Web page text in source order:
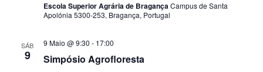
Escola Superior Agrária de BragançaCampus de Santa
Apolónia 5300-253, Bragança, Portugal
SÁB
9 Simpósio Agrofloresta
9 Maio @ 9:30 - 17:00